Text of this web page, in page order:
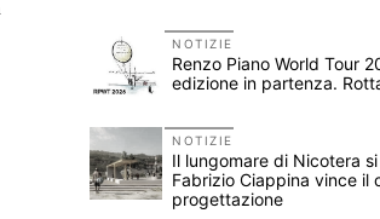
NOTIZIE
Renzo Piano World Tour
edizione in partenza.
NOTIZIE
Il lungomare di Nicotera
Fabrizio Ciappina vince il
progettazione